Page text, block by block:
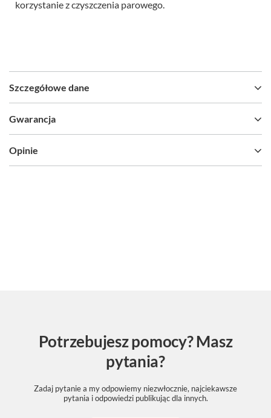
korzystanie z czyszczenia parowego.
Szczegółowe dane
Gwarancja
Opinie
Potrzebujesz pomocy? Masz
pytania?
Zadaj pytanie a my odpowiemy niezwłocznie, najciekawsze
pytania i odpowiedzi publikując dla innych.